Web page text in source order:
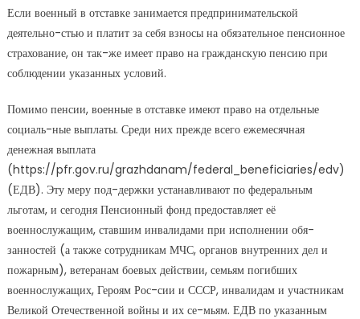
Если военный в отставке занимается предпринимательской
деятельно-стью и платит за себя взносы на обязательное пенсионное
страхование, он так-же имеет право на гражданскую пенсию при
соблюдении указанных условий.
Помимо пенсии, военные в отставке имеют право на отдельные
социаль-ные выплаты. Среди них прежде всего ежемесячная
денежная выплата
(https://pfr.gov.ru/grazhdanam/federal_beneficiaries/edv)
(ЕДВ). Эту меру под-держки устанавливают по федеральным
льготам, и сегодня Пенсионный фонд предоставляет её
военнослужащим, ставшим инвалидами при исполнении обя-
занностей (а также сотрудникам МЧС, органов внутренних дел и
пожарным), ветеранам боевых действии, семьям погибших
военнослужащих, Героям Рос-сии и СССР, инвалидам и участникам
Великой Отечественной войны и их се-мьям. ЕДВ по указанным